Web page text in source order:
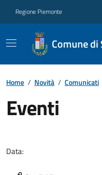
Regione Piemonte
Comune di
Home / Novità / Comunicati
Eventi
Data: